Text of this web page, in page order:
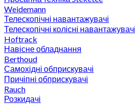
Weidemann
Телескопічні навантажувачі
Телескопічні колісні навантажувачі
Hoftrack
Навісне обладнання
Berthoud
Самохідні обприскувачі
Причіпні обприскувачі
Rauch
Розкидачі